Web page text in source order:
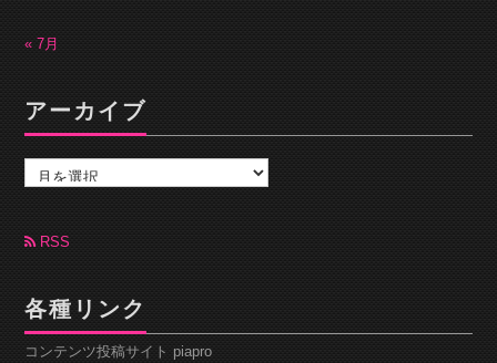
« 7月
アーカイブ
カ
ブ RSS
各種リンク
コンテンツ投稿サイト piapro